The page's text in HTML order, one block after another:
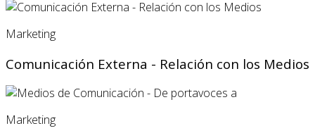
Marketing
Comunicación Externa - Relación con los Medios
Marketing